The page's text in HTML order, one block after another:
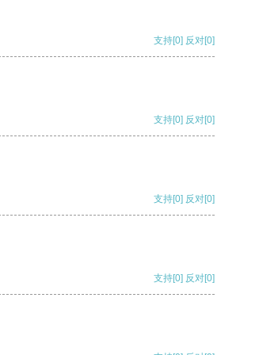
支持[0] 反对[0]
支持[0] 反对[0]
支持[0] 反对[0]
支持[0] 反对[0]